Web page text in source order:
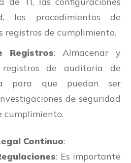
los procedimientos de
registros de cumplimiento.
Registros: Almacenar y
de auditoría de
para que puedan ser
de seguridad
cumplimiento.
Continuo:
: Es importante